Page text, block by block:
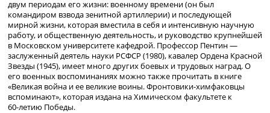
двум периодам его жизни: военному времени (он был
командиром взвода зенитной артиллерии) и последующей
мирной жизни, которая вместила в себя и интенсивную научную
работу, и общественную деятельность, и руководство крупнейшей
в Московском университете кафедрой. Профессор Пентин —
заслуженный деятель науки РСФСР (1980), кавалер Ордена Красной
Звезды (1945), имеет много других боевых и трудовых наград. О
его военных воспоминаниях можно также прочитать в книге
«Великая война и ее великие воины. Фронтовики-химфаковцы
вспоминают», которая издана на Химическом факультете к
60-летию Победы.